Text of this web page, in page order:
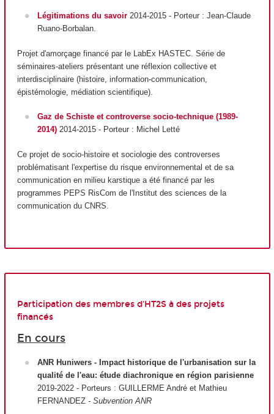
Légitimations du savoir2014-2015 - Porteur : Jean-Claude
Ruano-Borbalan.
Projet d'amorçage financé par le LabEx HASTEC. Série de
séminaires-ateliers présentant une réflexion collective et
interdisciplinaire (histoire, information-communication,
épistémologie, médiation scientifique).
Gaz de Schiste et controverse socio-technique (1989-
2014)2014-2015 - Porteur : Michel Letté
Ce projet de socio-histoire et sociologie des controverses
problématisant l'expertise du risque environnemental et de sa
communication en milieu karstique a été financé par les
programmes PEPS RisCom de l'Institut des sciences de la
communication du CNRS.
Participation des membres d'HT2S à des projets
financés
En cours
ANR Huniwers - Impact historique de l'urbanisation sur la
qualité de l'eau: étude diachronique en région parisienne
2019-2022 - Porteurs : GUILLERME André et Mathieu
FERNANDEZ- Subvention ANR